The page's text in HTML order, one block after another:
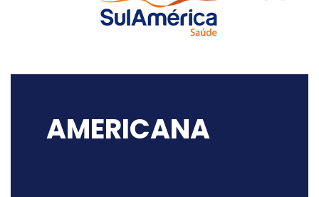
AMERICANA